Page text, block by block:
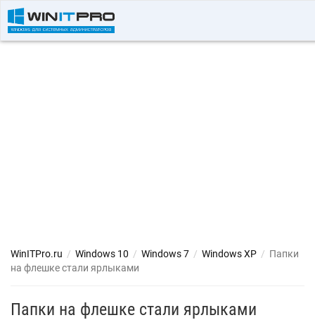
WinITPro.ru / Windows 10 / Windows 7 / Windows XP / Папки
на флешке стали ярлыками
Папки на флешке стали ярлыками